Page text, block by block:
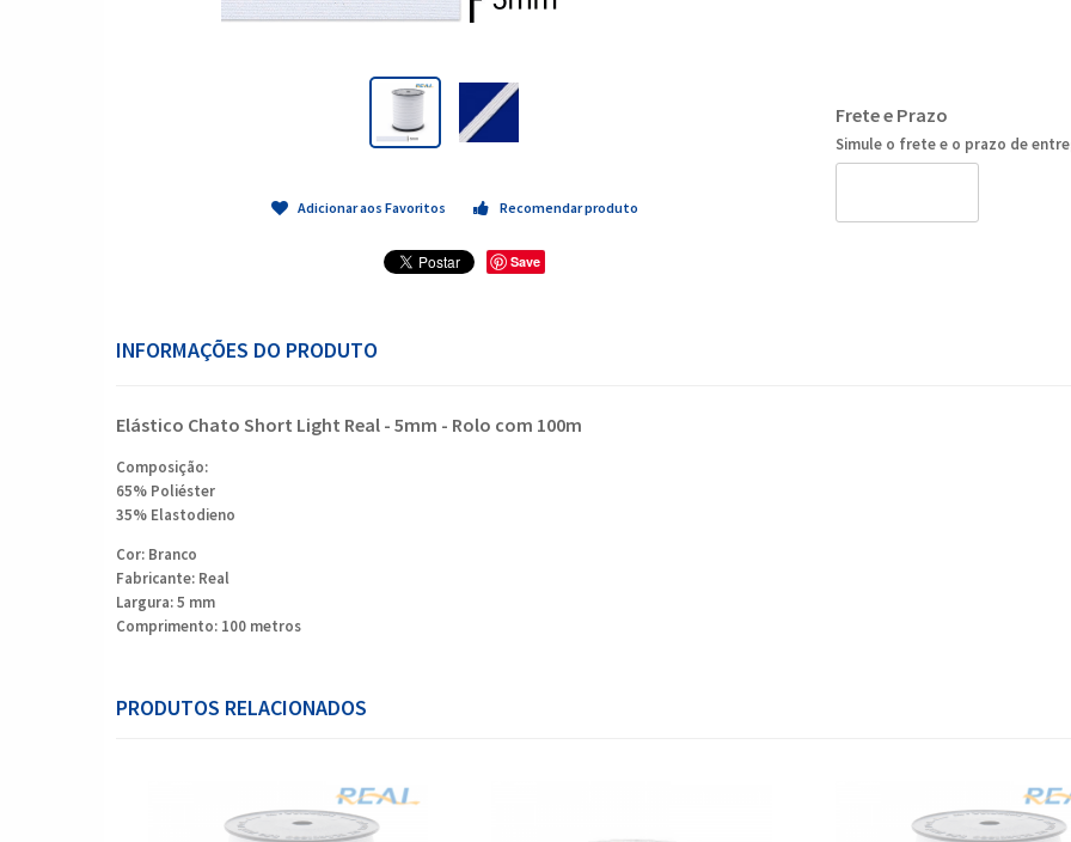
Adicionar aos Favoritos Recomendar produto
Save
Frete e Prazo
Simule o frete e o prazo de
INFORMAÇÕES DO PRODUTO
Elástico Chato Short Light Real - 5mm - Rolo com 100m
Composição:
65% Poliéster
35% Elastodieno
Cor: Branco
Fabricante: Real
Largura: 5 mm
Comprimento: 100 metros
PRODUTOS RELACIONADOS